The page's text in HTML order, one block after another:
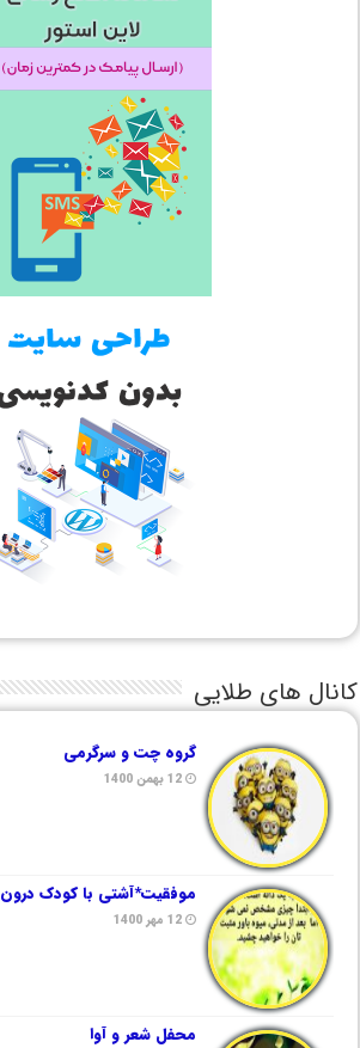
کانال های طلایی
گروه چت و سرگرمی
12 بهمن 1400
موفقیت*آشتی با کودک درون
12 مهر 1400
محفل شعر و آوا